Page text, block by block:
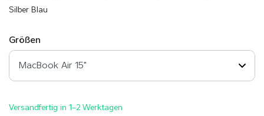
Silber Blau
Größen
Versandfertig in 1–2 Werktagen